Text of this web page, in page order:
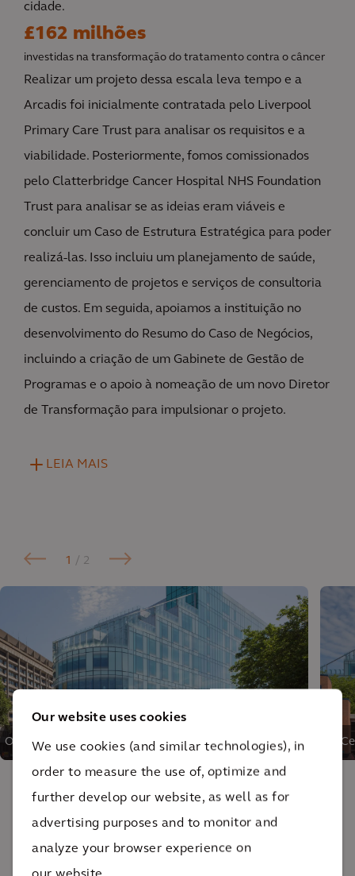
Our website uses cookies
We use cookies (and similar technologies), in
order to measure the use of, optimize and
further develop our website, as well as for
advertising purposes and to monitor and
analyze your browser experience on
cidade.
£162 milhões
investidas na transformação do tratamento contra o câncer
Realizar um projeto dessa escala leva tempo e a
Arcadis foi inicialmente contratada pelo Liverpool
Primary Care Trust para analisar os requisitos e a
viabilidade. Posteriormente, fomos comissionados
pelo Clatterbridge Cancer Hospital NHS Foundation
Trust para analisar se as ideias eram viáveis e
concluir um Caso de Estrutura Estratégica para poder
realizá-las. Isso incluiu um planejamento de saúde,
gerenciamento de projetos e serviços de consultoria
de custos. Em seguida, apoiamos a instituição no
desenvolvimento do Resumo do Caso de Negócios,
incluindo a criação de um Gabinete de Gestão de
Programas e o apoio à nomeação de um novo Diretor
de Transformação para impulsionar o projeto.
LEIA MAIS
1 / 2
O Centro do Câncer de Clatterbridge é uma instalação
cidade de Liverpool.
O
O impacto